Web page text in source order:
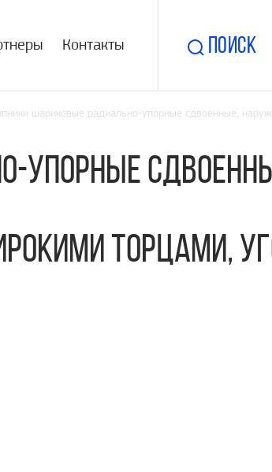
Контакты Поиск
шариковые радиально-упорные сдвоенные,
упорные
торцами,